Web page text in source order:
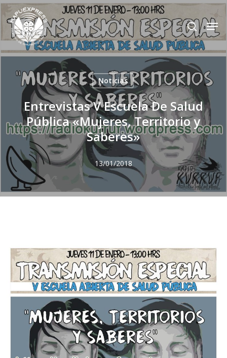
Skip
to
main
content
search
Noticias
Entrevistas V Escuela De Salud
Pública «Mujeres, Territorio y
Saberes»
13/01/2018
Close
Menu